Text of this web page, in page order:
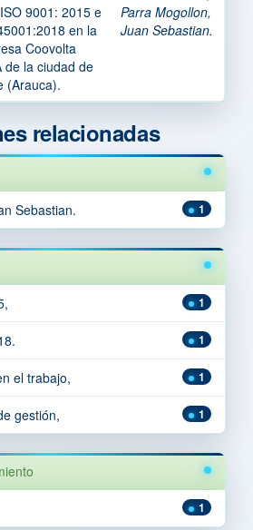
9001: 2015 e
en la
Coovolta
de la ciudad de
(Arauca).
Parra Mogollon,
Juan Sebastian.
relacionadas
1
Sebastian.
1
1
1
el trabajo,
1
gestión,
1